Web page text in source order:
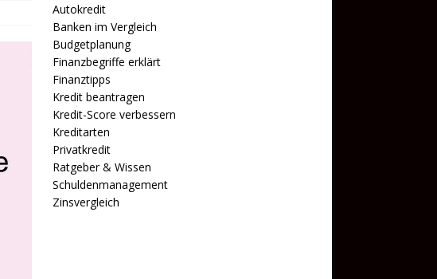
Autokredit
Banken im Vergleich
Budgetplanung
Finanzbegriffe erklärt
Finanztipps
Kredit beantragen
Kredit-Score verbessern
Kreditarten
Privatkredit
Ratgeber & Wissen
Schuldenmanagement
Zinsvergleich